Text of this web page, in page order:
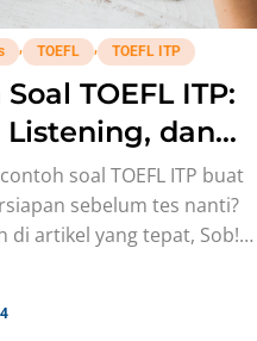
TOEFL TOEFL ITP
TOEFL ITP:
Listening, dan
soal TOEFL ITP buat
sebelum tes nanti?
di artikel yang tepat, Sob!